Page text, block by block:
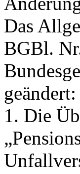
Das
BGBl.
geändert:
1. Die